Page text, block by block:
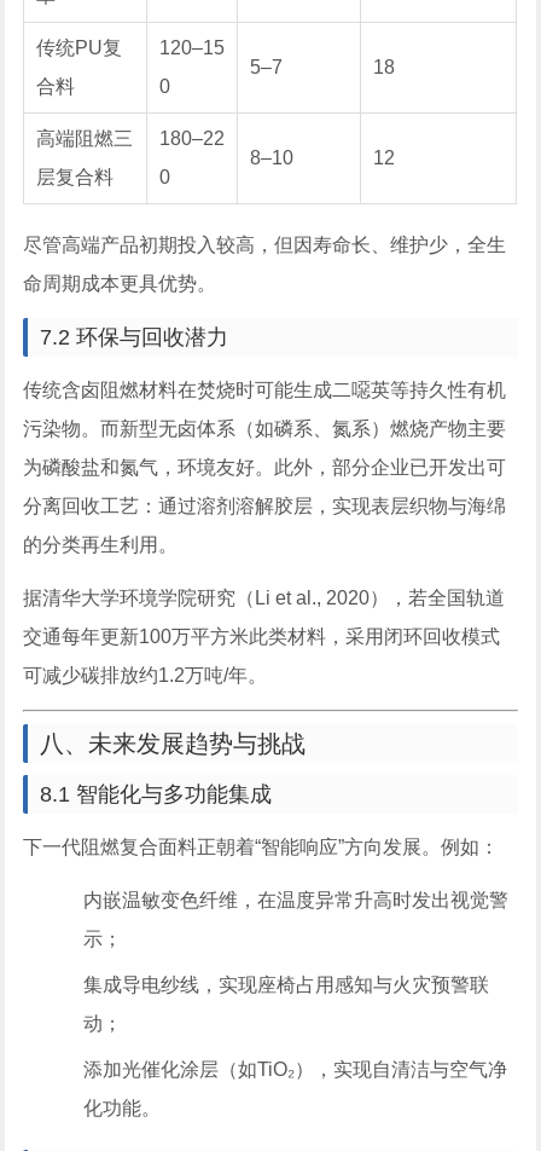
传统PU复
合料
120–15
0
5–7 18
高端阻燃三
层复合料
180–22
0
8–10 12
尽管高端产品初期投入较高，但因寿命长、维护少，全生
命周期成本更具优势。
7.2 环保与回收潜力
传统含卤阻燃材料在焚烧时可能生成二噁英等持久性有机
污染物。而新型无卤体系（如磷系、氮系）燃烧产物主要
为磷酸盐和氮气，环境友好。此外，部分企业已开发出可
分离回收工艺：通过溶剂溶解胶层，实现表层织物与海绵
的分类再生利用。
据清华大学环境学院研究（Li et al., 2020），若全国轨道
交通每年更新100万平方米此类材料，采用闭环回收模式
可减少碳排放约1.2万吨/年。
八、未来发展趋势与挑战
8.1 智能化与多功能集成
下一代阻燃复合面料正朝着“智能响应”方向发展。例如：
内嵌温敏变色纤维，在温度异常升高时发出视觉警
示；
集成导电纱线，实现座椅占用感知与火灾预警联
动；
添加光催化涂层（如TiO₂），实现自清洁与空气净
化功能。